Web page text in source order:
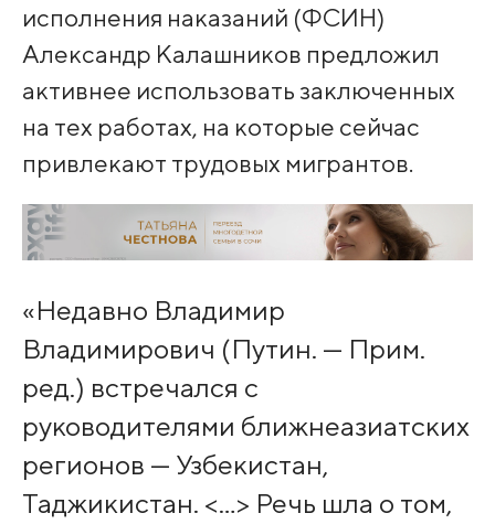
исполнения наказаний (ФСИН)
Александр Калашников предложил
активнее использовать заключенных
на тех работах, на которые сейчас
привлекают трудовых мигрантов.
«Недавно Владимир
Владимирович (Путин. — Прим.
ред.) встречался с
руководителями ближнеазиатских
регионов — Узбекистан,
Таджикистан. <…> Речь шла о том,